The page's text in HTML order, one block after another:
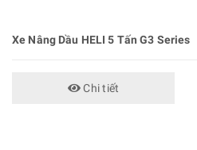
Xe Nâng Dầu HELI 5 Tấn G3 Series
Chi tiết